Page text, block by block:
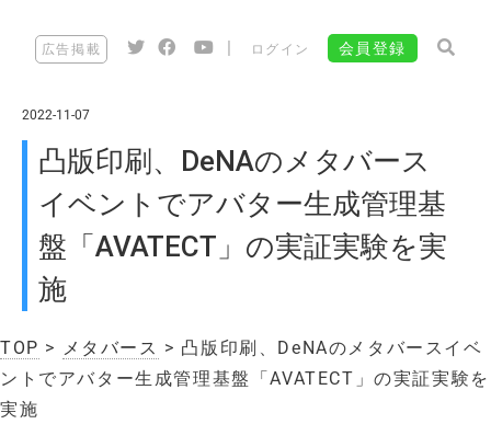
広告掲載 ログイン 会員登録
2022-11-07
凸版印刷、DeNAのメタバース
イベントでアバター生成管理基
盤「AVATECT」の実証実験を実
施
TOP > メタバース > 凸版印刷、DeNAのメタバースイベ
ントでアバター生成管理基盤「AVATECT」の実証実験を
実施